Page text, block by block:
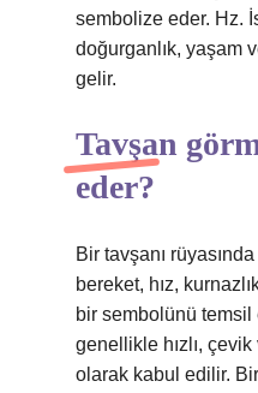
sembolize eder. Hz.
doğurganlık, yaşam
gelir.
Tavşan
eder?
Bir tavşanı
bereket, hız,
bir sembolünü temsil
genellikle hızlı,
olarak kabul edilir.